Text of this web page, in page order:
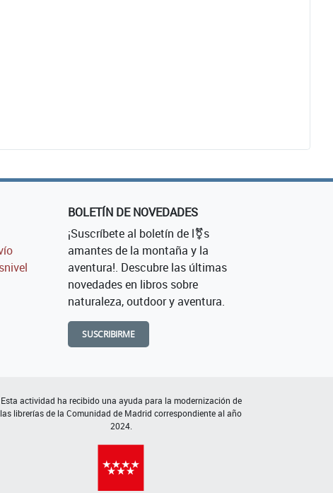
BOLETÍN DE NOVEDADES
¡Suscríbete al boletín de l⚧s
amantes de la montaña y la
aventura!. Descubre las últimas
novedades en libros sobre
naturaleza, outdoor y aventura.
SUSCRIBIRME
Esta actividad ha recibido una ayuda para la modernización de
las librerías de la Comunidad de Madrid correspondiente al año
2024.